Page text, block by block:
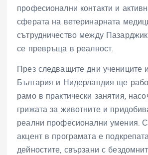
професионални контакти и
сферата на ветеринарната
сътрудничество между
се превръща в реалност.
През следващите дни учениците
България и Нидерландия ще
рамо в практически занятия,
грижата за животните и
реални професионални умения.
акцент в програмата е
дейностите, свързани с